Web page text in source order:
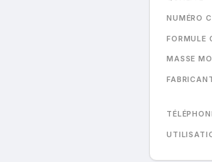
NUMÉRO
FORMULE
MASSE